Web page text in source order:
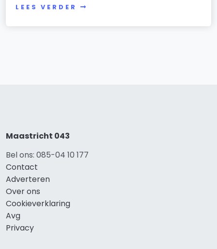
LEES VERDER
Maastricht 043
Bel ons: 085-04 10 177
Contact
Adverteren
Over ons
Cookieverklaring
Avg
Privacy